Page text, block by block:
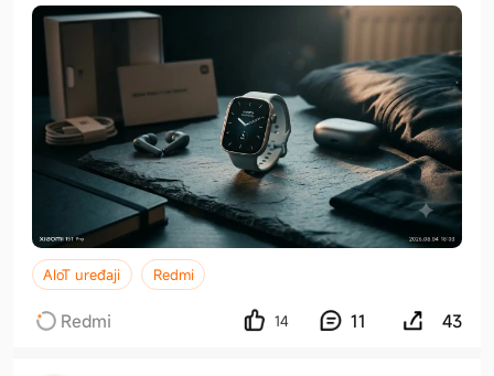
AIoT uređaji Redmi
Redmi 14 11 43